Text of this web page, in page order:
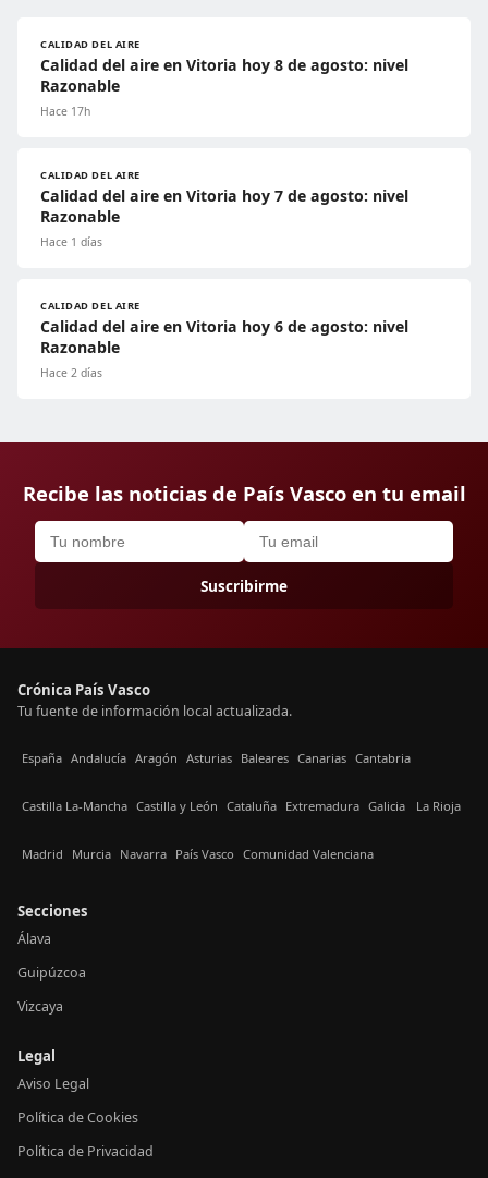
CALIDAD DEL AIRE
Calidad del aire en Vitoria hoy 8 de agosto: nivel
Razonable
Hace 17h
CALIDAD DEL AIRE
Calidad del aire en Vitoria hoy 7 de agosto: nivel
Razonable
Hace 1 días
CALIDAD DEL AIRE
Calidad del aire en Vitoria hoy 6 de agosto: nivel
Razonable
Hace 2 días
Recibe las noticias de País Vasco en tu email
Suscribirme
Crónica País Vasco
Tu fuente de información local actualizada.
España Andalucía Aragón Asturias Baleares Canarias Cantabria
Castilla La-Mancha Castilla y León Cataluña Extremadura Galicia La Rioja
Madrid Murcia Navarra País Vasco Comunidad Valenciana
Secciones
Álava
Guipúzcoa
Vizcaya
Legal
Aviso Legal
Política de Cookies
Política de Privacidad